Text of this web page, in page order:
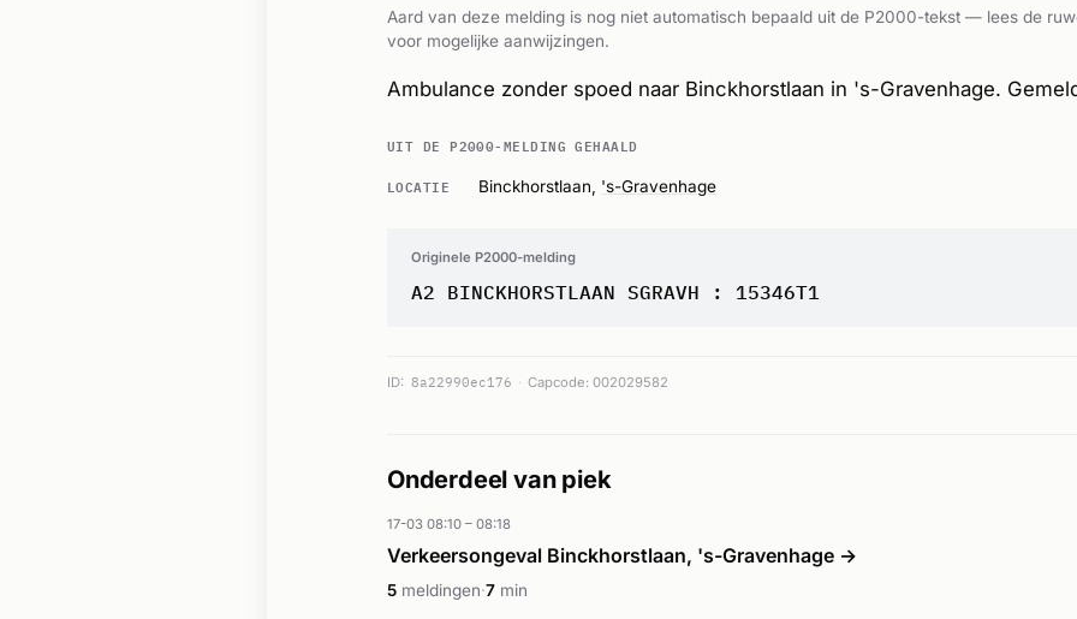
Aard van deze melding is nog niet automatisch bepaald uit de P2000-tekst — lees de
voor mogelijke aanwijzingen.
Ambulance zonder spoed naar Binckhorstlaan in 's-Gravenhage.
UIT DE P2000-MELDING GEHAALD
LOCATIE
Binckhorstlaan, 's-Gravenhage
Originele P2000-melding
A2 BINCKHORSTLAAN SGRAVH : 15346T1
ID: 8a22990ec176 Capcode: 002029582
Onderdeel van piek
17-03 08:10 – 08:18
Verkeersongeval Binckhorstlaan, 's-Gravenhage →
5 meldingen·7 min